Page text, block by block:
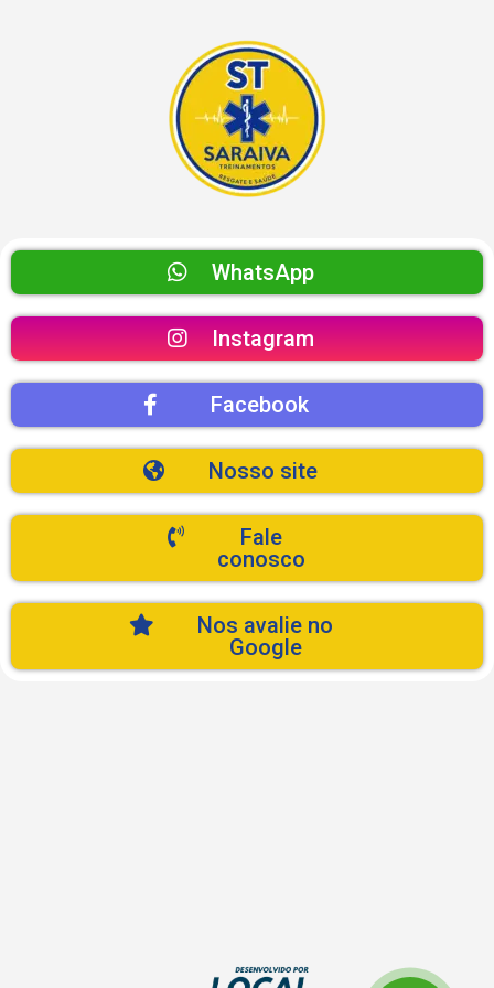
WhatsApp
Instagram
Facebook
Nosso site
Fale
conosco
Nos avalie no
Google